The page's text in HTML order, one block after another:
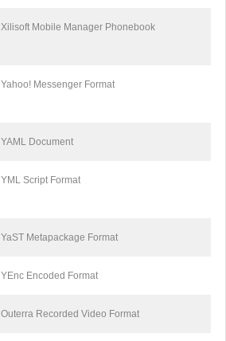
Xilisoft Mobile Manager Phonebook
Yahoo! Messenger Format
YAML Document
YML Script Format
YaST Metapackage Format
YEnc Encoded Format
Outerra Recorded Video Format